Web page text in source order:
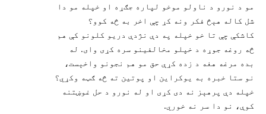
مو د نورو د ناولو موخو لپاره جګړه او خپله مو دا
شل کاله هېڅ فکر ونه کړ چې اخر به څه کوو؟
کاشکې چې تا خو خپله په دې نژدې دريو کلونو کې هم
څه روغه جوړه د خپلو مخالفينو سره کړی وای. له
بده مرغه هغه د زده کړې حق مو هم نجونو واخېست،
نو ستا خبره به يوکراين او پوتين ته څه ګټه وکړي؟
خپله دې پرهېز نه دی کړی او له نورو د حل غوښتنه
کوې، نو دا سر نه خوري.